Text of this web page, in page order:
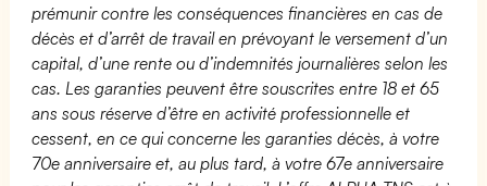
prémunir contre les conséquences financières en cas de
décès et d’arrêt de travail en prévoyant le versement d’un
capital, d’une rente ou d’indemnités journalières selon les
cas. Les garanties peuvent être souscrites entre 18 et 65
ans sous réserve d’être en activité professionnelle et
cessent, en ce qui concerne les garanties décès, à votre
70e anniversaire et, au plus tard, à votre 67e anniversaire